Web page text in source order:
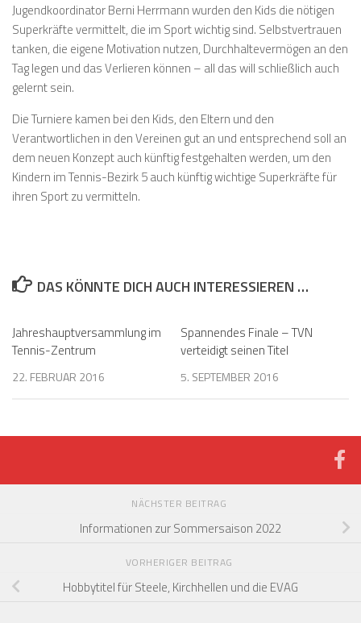
Jugendkoordinator Berni Herrmann wurden den Kids die nötigen
Superkräfte vermittelt, die im Sport wichtig sind. Selbstvertrauen
tanken, die eigene Motivation nutzen, Durchhaltevermögen an den
Tag legen und das Verlieren können – all das will schließlich auch
gelernt sein.
Die Turniere kamen bei den Kids, den Eltern und den
Verantwortlichen in den Vereinen gut an und entsprechend soll an
dem neuen Konzept auch künftig festgehalten werden, um den
Kindern im Tennis-Bezirk 5 auch künftig wichtige Superkräfte für
ihren Sport zu vermitteln.
DAS KÖNNTE DICH AUCH INTERESSIEREN …
Jahreshauptversammlung im
Tennis-Zentrum
22. FEBRUAR 2016
Spannendes Finale – TVN
verteidigt seinen Titel
5. SEPTEMBER 2016
NÄCHSTER BEITRAG
Informationen zur Sommersaison 2022
VORHERIGER BEITRAG
Hobbytitel für Steele, Kirchhellen und die EVAG